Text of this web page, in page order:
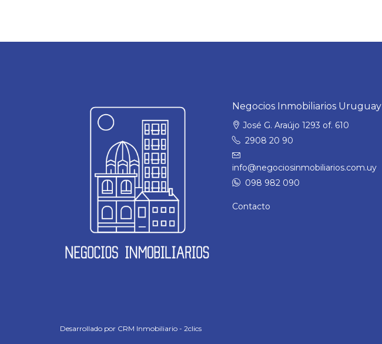
Negocios Inmobiliarios Uruguay
José G. Araújo 1293 of. 610
2908 20 90
info@negociosinmobiliarios.com.uy
098 982 090
Contacto
Desarrollado por CRM Inmobiliario - 2clics